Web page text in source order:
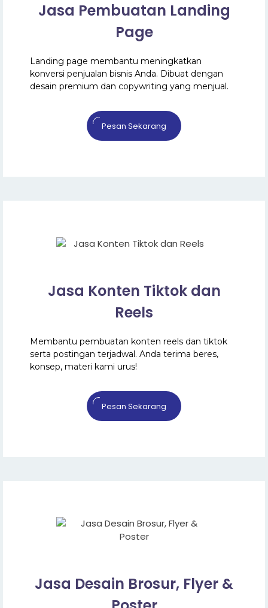
Jasa Pembuatan Landing
Page
Landing page membantu meningkatkan
konversi penjualan bisnis Anda. Dibuat dengan
desain premium dan copywriting yang menjual.
Pesan Sekarang
Jasa Konten Tiktok dan
Reels
Membantu pembuatan konten reels dan tiktok
serta postingan terjadwal. Anda terima beres,
konsep, materi kami urus!
Pesan Sekarang
Jasa Desain Brosur, Flyer &